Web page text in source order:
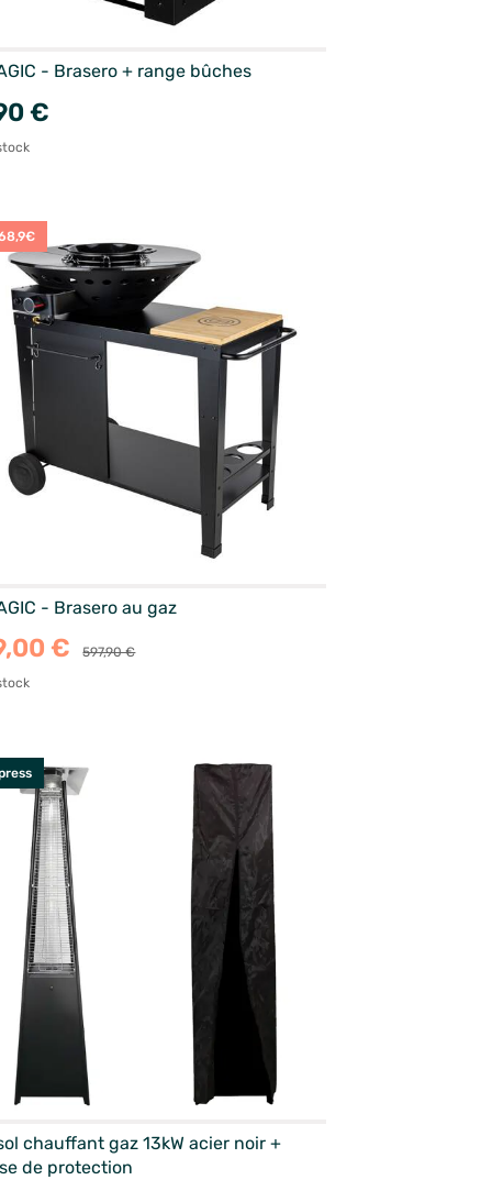
- Brasero + range bûches
€
- Brasero au gaz
€
597,90 €
chauffant gaz 13kW acier noir +
de protection